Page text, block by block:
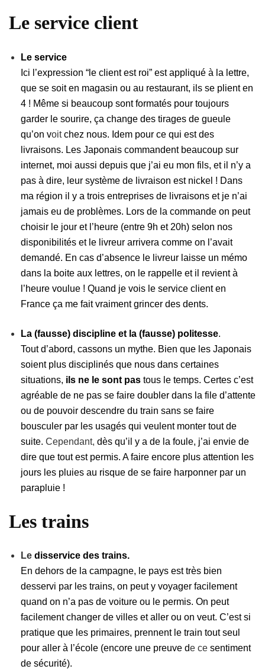
Le service client
Le service
Ici l’expression “le client est roi” est appliqué à la lettre,
que se soit en magasin ou au restaurant, ils se plient en
4 ! Même si beaucoup sont formatés pour toujours
garder le sourire, ça change des tirages de gueule
qu’on voitchez nous. Idem pour ce qui est des
livraisons. Les Japonais commandent beaucoup sur
internet, moi aussi depuis que j’ai eu mon fils, et il n’y a
pas à dire, leur système de livraison est nickel ! Dans
ma région il y a trois entreprises de livraisons et je n’ai
jamais eu de problèmes. Lors de la commande on peut
choisir le jour et l’heure (entre 9h et 20h) selon nos
disponibilités et le livreur arrivera comme on l’avait
demandé. En cas d’absence le livreur laisse un mémo
dans la boite aux lettres, on le rappelle et il revient à
l’heure voulue ! Quand je vois le service client en
France ça me fait vraiment grincer des dents.
La (fausse) discipline et la (fausse) politesse.
Tout d’abord, cassons un mythe. Bien que les Japonais
soient plus disciplinés que nous dans certaines
situations, ils ne le sont pas tous le temps. Certes c’est
agréable de ne pas se faire doubler dans la file d’attente
ou de pouvoir descendre du train sans se faire
bousculer par les usagés qui veulent monter tout de
suite. Cependant, dès qu’il y a de la foule, j’ai envie de
dire que tout est permis. A faire encore plus attention les
jours les pluies au risque de se faire harponner par un
parapluie !
Les trains
Le disservice des trains.
En dehors de la campagne, le pays est très bien
desservi par les trains, on peut y voyager facilement
quand on n’a pas de voiture ou le permis. On peut
facilement changer de villes et aller ou on veut. C’est si
pratique que les primaires, prennent le train tout seul
pour aller à l’école (encore une preuve de ce sentiment
de sécurité).